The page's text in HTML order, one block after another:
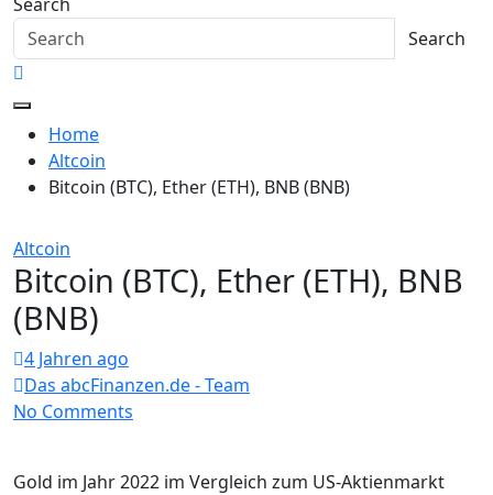
Search
Home
Altcoin
Bitcoin (BTC), Ether (ETH), BNB (BNB)
Altcoin
Bitcoin (BTC), Ether (ETH), BNB
(BNB)
4 Jahren ago
Das abcFinanzen.de - Team
No Comments
Gold im Jahr 2022 im Vergleich zum US-Aktienmarkt